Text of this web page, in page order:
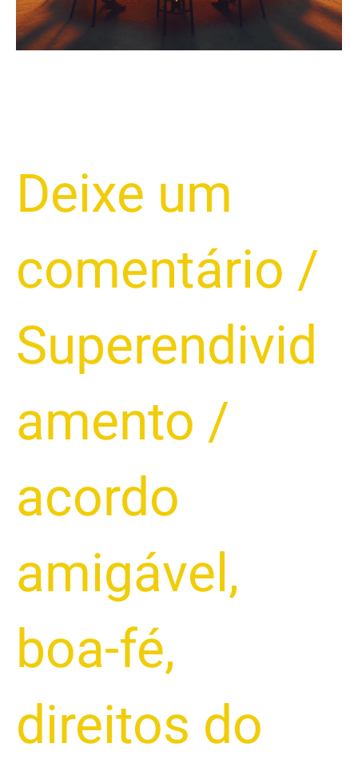
Deixe um
comentário /
Superendivid
amento /
acordo
amigável ,
boa-fé,
direitos do
Pode
Abrir
um
Recomeço